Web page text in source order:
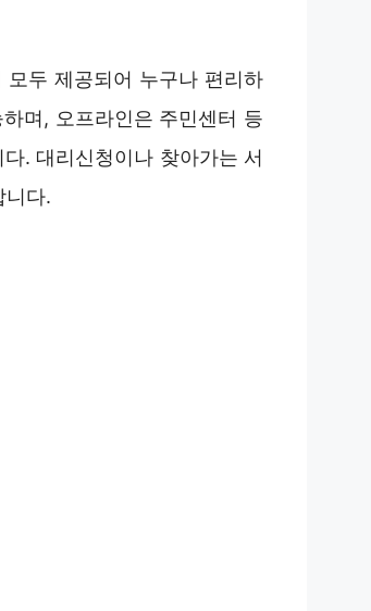
두 제공되어 누구나 편리하
며, 오프라인은 주민센터 등
. 대리신청이나 찾아가는 서
니다.